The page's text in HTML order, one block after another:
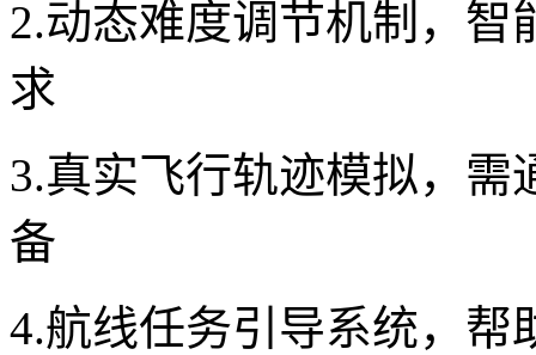
2.动态难度调节机制，
求
3.真实飞行轨迹模拟，
备
4.航线任务引导系统，帮